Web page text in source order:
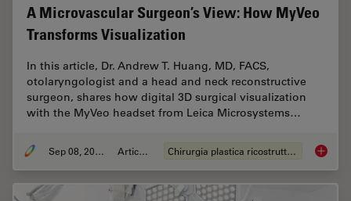
A Microvascular Surgeon’s View: How MyVeo
Transforms Visualization
In this article, Dr. Andrew T. Huang, MD, FACS,
otolaryngologist and a head and neck reconstructive
surgeon, shares how digital 3D surgical visualization
with the MyVeo headset from Leica Microsystems…
Sep 08, 2025 Articolo Chirurgia plastica ricostruttiva A